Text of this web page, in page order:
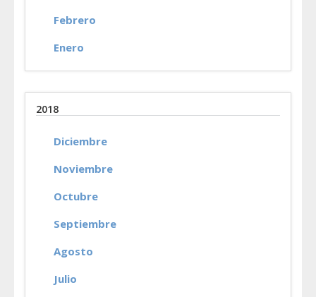
Febrero
Enero
2018
Diciembre
Noviembre
Octubre
Septiembre
Agosto
Julio